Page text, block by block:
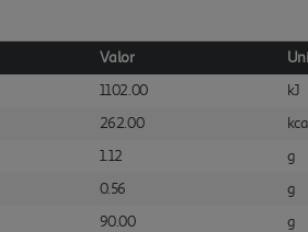
Valor
1102.00
kJ
262.00
1.12
g
0.56
g
90.00
g